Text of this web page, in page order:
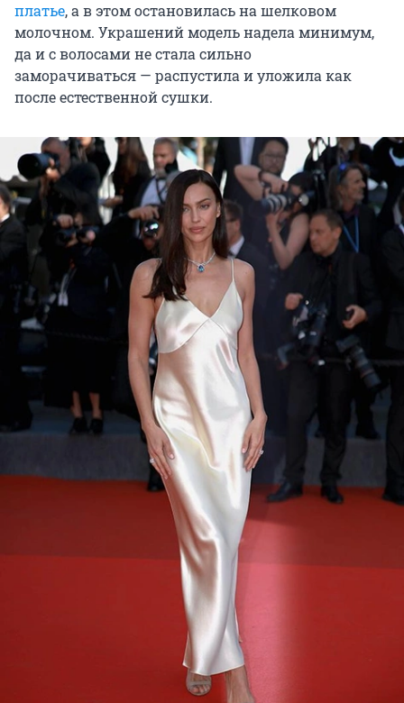
платье, а в этом остановилась на шелковом
молочном. Украшений модель надела минимум,
да и с волосами не стала сильно
заморачиваться — распустила и уложила как
после естественной сушки.